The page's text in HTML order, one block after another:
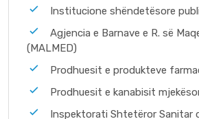
Institucione shëndetësore
Agjencia e Barnave e R. së
(MALMED)
Prodhuesit e produkteve
Prodhuesit e kanabisit
Inspektorati Shtetëror Sanitar